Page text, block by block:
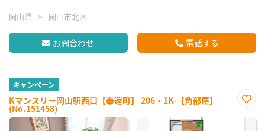
岡山県 岡山市北区
お問合わせ 電話する
キャンペーン
Kマンスリー岡山駅西口【奉還町】 206・1K-【角部屋】
(No.151458)
に入